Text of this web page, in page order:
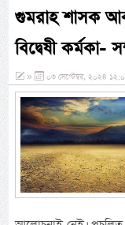
গুমরাহ শাসক
বিদ্বেষী কর্মকা-
» ০৩ সেপ্টেম্বর, ২০২৪